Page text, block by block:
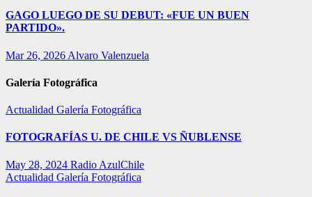
GAGO LUEGO DE SU DEBUT: «FUE UN BUEN
PARTIDO».
Mar 26, 2026 Alvaro Valenzuela
Galería Fotográfica
Actualidad Galería Fotográfica
FOTOGRAFÍAS U. DE CHILE VS ÑUBLENSE
May 28, 2024 Radio AzulChile
Actualidad Galería Fotográfica